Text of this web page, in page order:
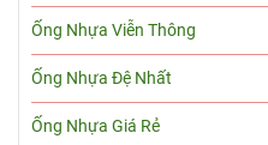
Ống Nhựa Viễn Thông
Ống Nhựa Đệ Nhất
Ống Nhựa Giá Rẻ